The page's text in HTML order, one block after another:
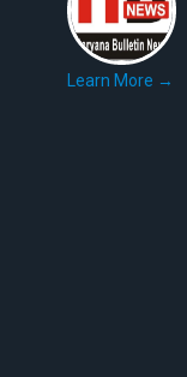
Learn More →